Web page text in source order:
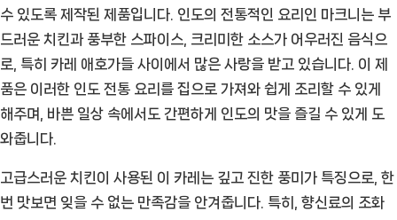
수 있도록 제작된 제품입니다. 인도의 전통적인 요리인 마크니는 부
드러운 치킨과 풍부한 스파이스, 크리미한 소스가 어우러진 음식으
로, 특히 카레 애호가들 사이에서 많은 사랑을 받고 있습니다. 이 제
품은 이러한 인도 전통 요리를 집으로 가져와 쉽게 조리할 수 있게
해주며, 바쁜 일상 속에서도 간편하게 인도의 맛을 즐길 수 있게 도
와줍니다.
고급스러운 치킨이 사용된 이 카레는 깊고 진한 풍미가 특징으로, 한
번 맛보면 잊을 수 없는 만족감을 안겨줍니다. 특히, 향신료의 조화